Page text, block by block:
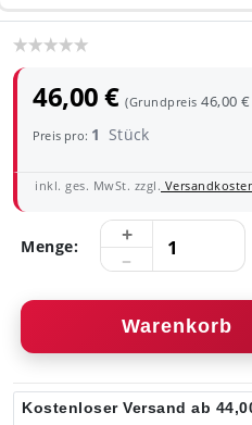
46,00 €(Grundpreis46,00
Preis pro: 1 Stück
inkl. ges. MwSt. zzgl.
Menge:
Warenkorb
Kostenloser Versand ab